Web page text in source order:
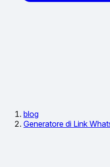
blog
Generatore di Link